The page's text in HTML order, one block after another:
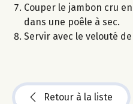
Couper le jambon cru
dans une poêle à sec.
Servir avec le velouté
Retour à la liste